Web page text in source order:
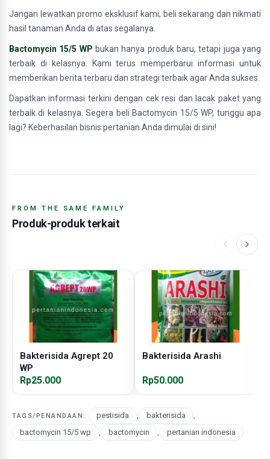
Jangan lewatkan promo eksklusif kami, beli sekarang dan nikmati
hasil tanaman Anda di atas segalanya.
Bactomycin 15/5 WP bukan hanya produk baru, tetapi juga yang
terbaik di kelasnya. Kami terus memperbarui informasi untuk
memberikan berita terbaru dan strategi terbaik agar Anda sukses.
Dapatkan informasi terkini dengan cek resi dan lacak paket yang
terbaik di kelasnya. Segera beli Bactomycin 15/5 WP, tunggu apa
lagi? Keberhasilan bisnis pertanian Anda dimulai di sini!
FROM THE SAME FAMILY
Produk-produk terkait
Bakterisida Agrept 20
WP
Rp25.000
Bakterisida Arashi
Rp50.000
TAGS/PENANDAAN: pestisida , bakterisida
,
bactomycin 15/5 wp
, bactomycin , pertanian indonesia